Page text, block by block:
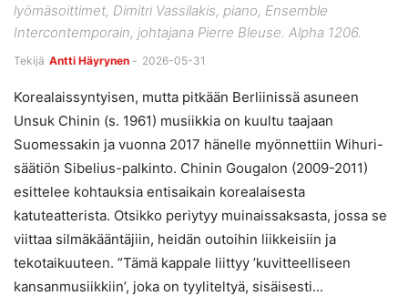
lyömäsoittimet, Dimitri Vassilakis, piano, Ensemble
Intercontemporain, johtajana Pierre Bleuse. Alpha 1206.
Tekijä Antti Häyrynen - 2026-05-31
Korealaissyntyisen, mutta pitkään Berliinissä asuneen
Unsuk Chinin (s. 1961) musiikkia on kuultu taajaan
Suomessakin ja vuonna 2017 hänelle myönnettiin Wihuri-
säätiön Sibelius-palkinto. Chinin Gougalon (2009-2011)
esittelee kohtauksia entisaikain korealaisesta
katuteatterista. Otsikko periytyy muinaissaksasta, jossa se
viittaa silmäkääntäjiin, heidän outoihin liikkeisiin ja
tekotaikuuteen. ”Tämä kappale liittyy ’kuvitteelliseen
kansanmusiikkiin’, joka on tyyliteltyä, sisäisesti...